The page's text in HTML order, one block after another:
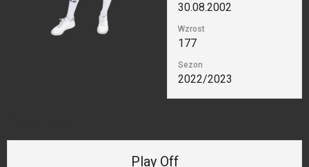
30.08.2002
Wzrost
177
Sezon
2022/2023
Play Off